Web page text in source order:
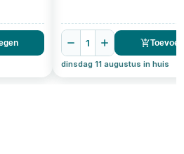
1
dinsdag 11 augustus in huis